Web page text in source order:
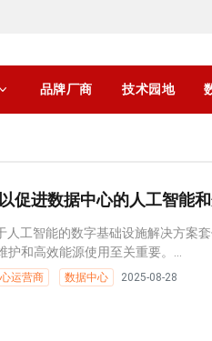
品牌厂商 技术园地
促进数据中心的人工智能
人工智能的数字基础设施解决方案
和高效能源使用至关重要。...
运营商 数据中心 2025-08-28